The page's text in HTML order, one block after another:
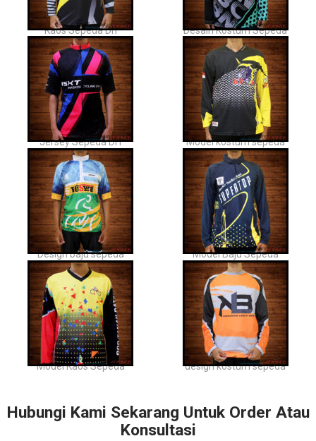
Kaos Sepeda Dh Desain Kostum Sepeda
Jersey Sepeda DH Model kostum sepeda
Design baju sepeda Model Baju Sepeda
Model Kaos Sepeda design kostum sepeda
Hubungi Kami Sekarang Untuk Order Atau
Konsultasi